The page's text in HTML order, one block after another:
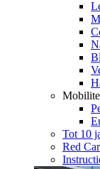
Tot 10
Red